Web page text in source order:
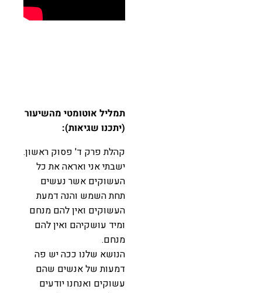
תמליל אוטומטי מהשיעור
(יתכנו שגיאות):
קהלת פרק ד' פסוק ראשון.
ישבתי אני ואראה את כל
העשוקים אשר נעשים
תחת השמש והנה דמעת
העשוקים ואין להם מנחם
ומיד עושקיהם ואין להם
מנחם.
הנושא שלנו ככה יש פה
דמעות של אנשים שהם
עשוקים ואנחנו יודעים